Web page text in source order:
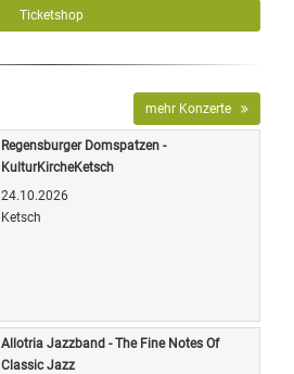
Ticketshop
mehr Konzerte
Regensburger Domspatzen -
KulturKircheKetsch
24.10.2026
Ketsch
Allotria Jazzband - The Fine Notes Of
Classic Jazz